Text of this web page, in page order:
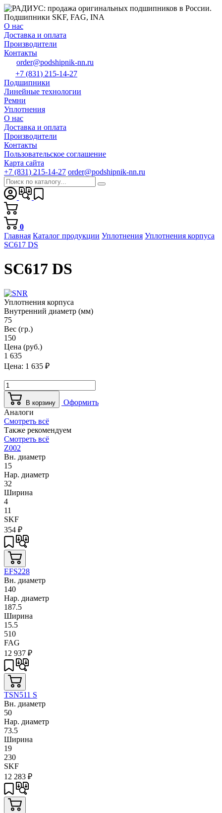
О нас
Доставка и оплата
Производители
Контакты
order@podshipnik-nn.ru
+7 (831) 215-14-27
Подшипники
Линейные технологии
Ремни
Уплотнения
О нас
Доставка и оплата
Производители
Контакты
Пользовательское соглашение
Карта сайта
+7 (831) 215-14-27 order@podshipnik-nn.ru
0
Главная Каталог продукции Уплотнения Уплотнения корпуса
SC617 DS
SC617 DS
Уплотнения корпуса
Внутренний диаметр (мм)
75
Вес (гр.)
150
Цена (руб.)
1 635
Цена: 1 635 ₽
В корзину
Оформить
Аналоги
Смотреть всё
Также рекомендуем
Смотреть всё
Z002
Вн. диаметр
15
Нар. диаметр
32
Ширина
4
11
SKF
354 ₽
EFS228
Вн. диаметр
140
Нар. диаметр
187.5
Ширина
15.5
510
FAG
12 937 ₽
TSN511 S
Вн. диаметр
50
Нар. диаметр
73.5
Ширина
19
230
SKF
12 283 ₽